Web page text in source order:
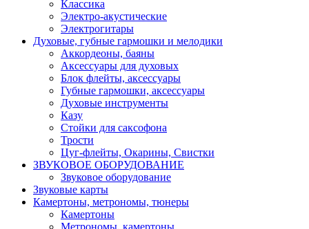
Классика
Электро-акустические
Электрогитары
Духовые, губные гармошки и мелодики
Аккордеоны, баяны
Аксессуары для духовых
Блок флейты, аксессуары
Губные гармошки, аксессуары
Духовые инструменты
Казу
Стойки для саксофона
Трости
Цуг-флейты, Окарины, Свистки
ЗВУКОВОЕ ОБОРУДОВАНИЕ
Звуковое оборудование
Звуковые карты
Камертоны, метрономы, тюнеры
Камертоны
Метрономы, камертоны